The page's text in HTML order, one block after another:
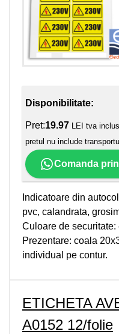
Disponibilitate:
Pret:19.97 LEI tva
pretul nu include
Comanda
Indicatoare din
pvc, calandrata,
Culoare de securitate:
Prezentare: coala
individual pe contur.
ETICHETA
A0152 12/folie